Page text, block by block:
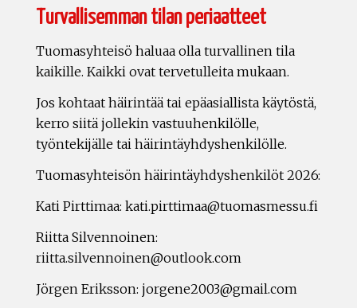
Turvallisemman tilan periaatteet
Tuomasyhteisö haluaa olla turvallinen tila
kaikille. Kaikki ovat tervetulleita mukaan.
Jos kohtaat häirintää tai epäasiallista käytöstä,
kerro siitä jollekin vastuuhenkilölle,
työntekijälle tai häirintäyhdyshenkilölle.
Tuomasyhteisön häirintäyhdyshenkilöt 2026:
Kati Pirttimaa: kati.pirttimaa@tuomasmessu.fi
Riitta Silvennoinen:
riitta.silvennoinen@outlook.com
Jörgen Eriksson: jorgene2003@gmail.com